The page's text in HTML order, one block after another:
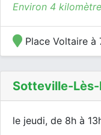
Environ 4
Place Voltaire
Sotteville-Lès-
le jeudi, de 8h à